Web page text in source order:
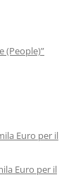
(People)”
Euro per il
Euro per il